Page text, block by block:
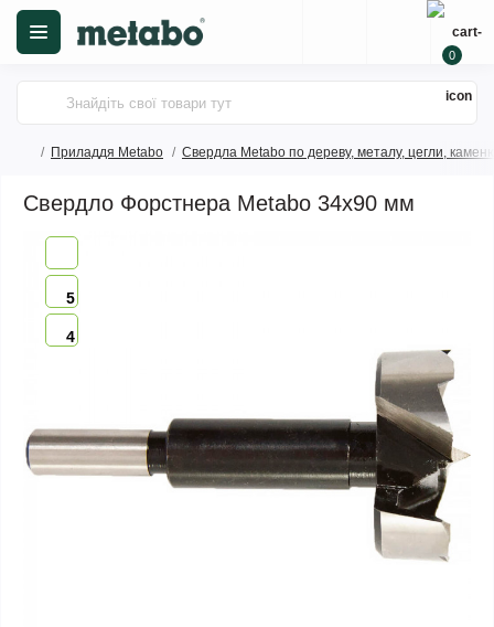
0
Приладдя Metabo Свердла Metabo по дереву, металу, цегли,
Свердло Форстнера Metabo 34х90 мм
5
4